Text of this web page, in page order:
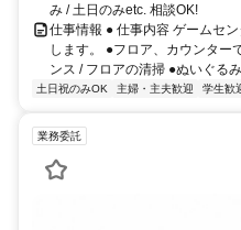
み / 土日のみetc. 相談OK!
仕事情報 ● 仕事内容 ゲームセ
します。 ●フロア、カウンター
ンス / フロアの清掃 ●ぬいぐる
土日祝のみOK 主婦・主夫歓迎 学生歓
業務委託